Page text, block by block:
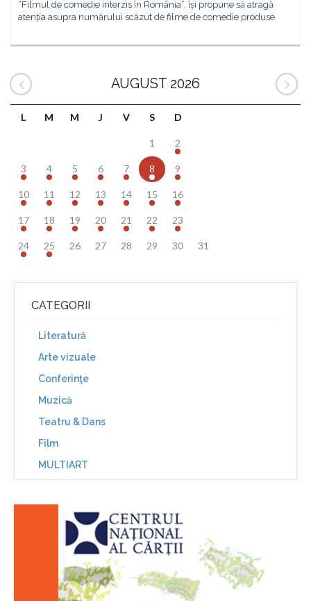
“Filmul de comedie interzis în România”, își propune să atragă
atenția asupra numărului scăzut de filme de comedie produse
AUGUST 2026
L M M J V S D
1 2
3 4 5 6 7 8 9
10 11 12 13 14 15 16
17 18 19 20 21 22 23
24 25 26 27 28 29 30 31
CATEGORII
Literatură
Arte vizuale
Conferinţe
Muzică
Teatru & Dans
Film
MULTIART